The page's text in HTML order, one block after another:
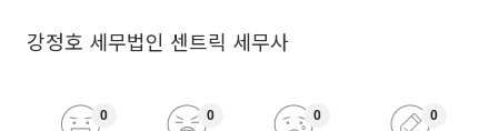
강정호 세무법인 센트릭 세무사
0 0 0 0